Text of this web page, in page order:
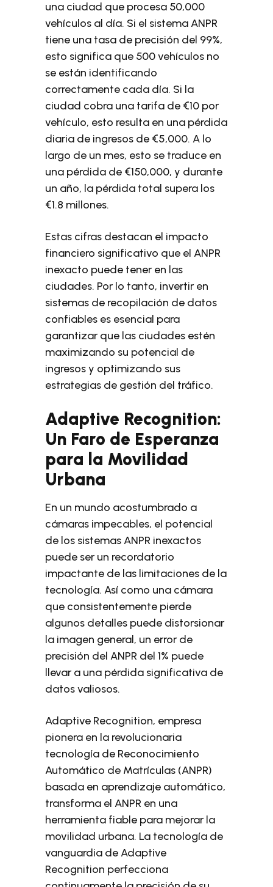
una ciudad que procesa 50,000
vehículos al día. Si el sistema ANPR
tiene una tasa de precisión del 99%,
esto significa que 500 vehículos no
se están identificando
correctamente cada día. Si la
ciudad cobra una tarifa de €10 por
vehículo, esto resulta en una pérdida
diaria de ingresos de €5,000. A lo
largo de un mes, esto se traduce en
una pérdida de €150,000, y durante
un año, la pérdida total supera los
€1.8 millones.
Estas cifras destacan el impacto
financiero significativo que el ANPR
inexacto puede tener en las
ciudades. Por lo tanto, invertir en
sistemas de recopilación de datos
confiables es esencial para
garantizar que las ciudades estén
maximizando su potencial de
ingresos y optimizando sus
estrategias de gestión del tráfico.
Adaptive Recognition:
Un Faro de Esperanza
para la Movilidad
Urbana
En un mundo acostumbrado a
cámaras impecables, el potencial
de los sistemas ANPR inexactos
puede ser un recordatorio
impactante de las limitaciones de la
tecnología. Así como una cámara
que consistentemente pierde
algunos detalles puede distorsionar
la imagen general, un error de
precisión del ANPR del 1% puede
llevar a una pérdida significativa de
datos valiosos.
Adaptive Recognition, empresa
pionera en la revolucionaria
tecnología de Reconocimiento
Automático de Matrículas (ANPR)
basada en aprendizaje automático,
transforma el ANPR en una
herramienta fiable para mejorar la
movilidad urbana. La tecnología de
vanguardia de Adaptive
Recognition perfecciona